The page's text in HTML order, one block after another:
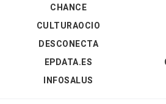
CHANCE
CULTURAOCIO
DESCONECTA
EPDATA.ES
INFOSALUS